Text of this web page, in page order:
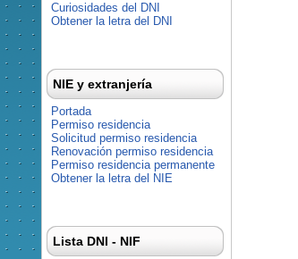
Curiosidades del DNI
Obtener la letra del DNI
NIE y extranjería
Portada
Permiso residencia
Solicitud permiso residencia
Renovación permiso residencia
Permiso residencia permanente
Obtener la letra del NIE
Lista DNI - NIF